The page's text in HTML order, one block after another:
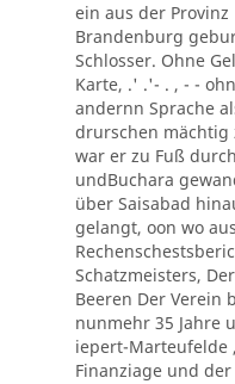
ein aus der Provinz
Brandenburg
Schlosser. Ohne
Karte, .' .'- . , - -
andernn Sprache
drurschen mächtig
war er zu Fuß
undBuchara
über Saisabad
gelangt, oon wo
Schatzmeisters,
Beeren Der Verein
nunmehr 35 Jahre
iepert-Marteufelde
Finanziage und der